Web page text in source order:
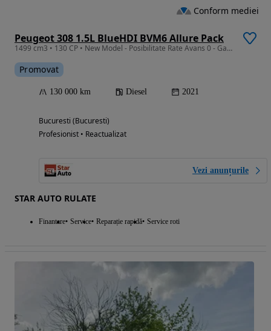
Peugeot 308 1.5L BlueHDI BVM6 Allure Pack
1499 cm3 • 130 CP • New Model - Posibilitate Rate Avans 0 - Garantie 12 Luni - IMPECABILA
Promovat
130 000 km Diesel 2021
Bucuresti (Bucuresti)
Profesionist • Reactualizat
Vezi anunțurile
STAR AUTO RULATE
Finantare Service Reparație rapidă Service roti
Conform mediei